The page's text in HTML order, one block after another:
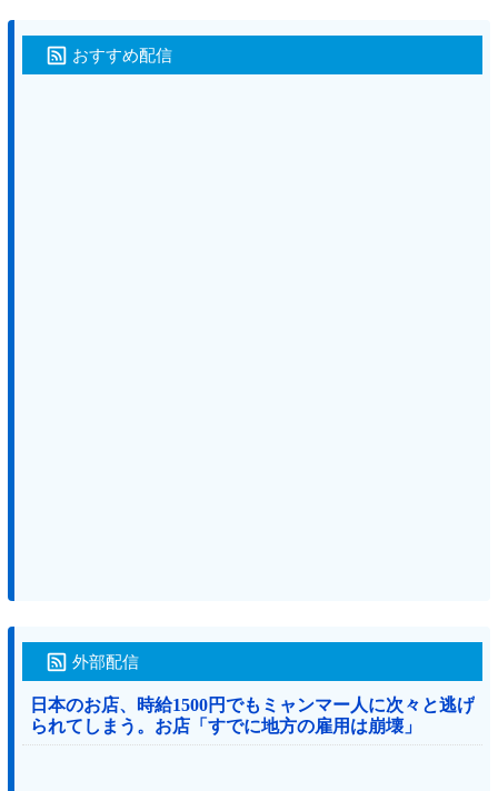
おすすめ配信
外部配信
日本のお店、時給1500円でもミャンマー人に次々と逃げ
られてしまう。お店「すでに地方の雇用は崩壊」